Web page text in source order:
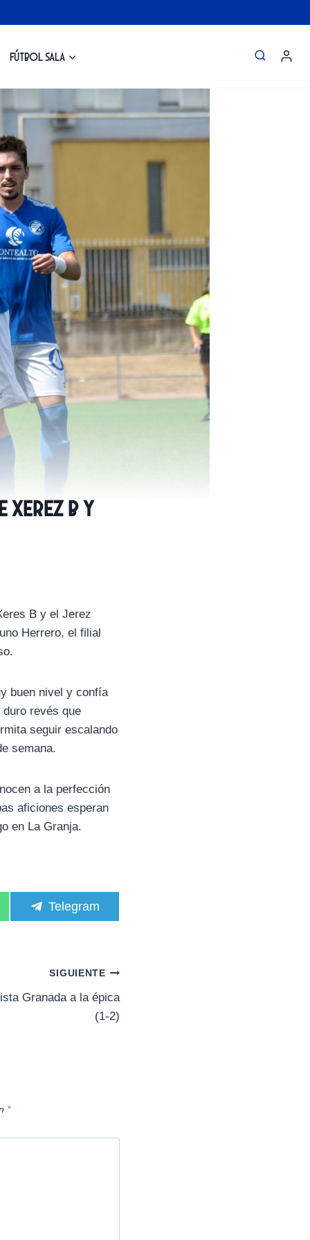
Fútbol Sala
B y
B y el Jerez
Herrero, el filial
buen nivel y confía
revés que
seguir escalando
semana.
a la perfección
aficiones esperan
en La Granja.
C
o
r
t
i
r
Telegram
SIGUIENTE
Granada a la épica
(1-2)
*